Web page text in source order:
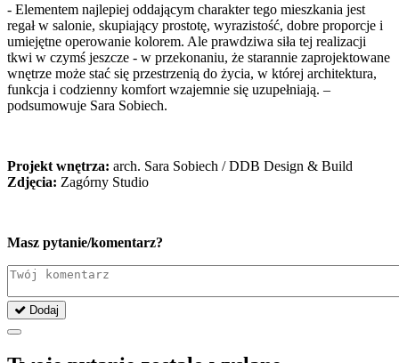
- Elementem najlepiej oddającym charakter tego mieszkania jest
regał w salonie, skupiający prostotę, wyrazistość, dobre proporcje i
umiejętne operowanie kolorem. Ale prawdziwa siła tej realizacji
tkwi w czymś jeszcze - w przekonaniu, że starannie zaprojektowane
wnętrze może stać się przestrzenią do życia, w której architektura,
funkcja i codzienny komfort wzajemnie się uzupełniają. –
podsumowuje Sara Sobiech.
Projekt wnętrza: arch. Sara Sobiech / DDB Design & Build
Zdjęcia: Zagórny Studio
Masz pytanie/komentarz?
Dodaj